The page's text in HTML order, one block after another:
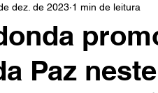
Polícia Opinião
Paz
dez. de 2023 1 min de leitura